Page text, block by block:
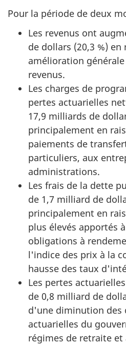
Pour la période de deux
Les revenus ont
de dollars (20,3 %)
amélioration
revenus.
Les charges de
pertes actuarielles
17,9 milliards de
principalement en
paiements de
particuliers, aux
administrations.
Les frais de la dette
de 1,7 milliard de
principalement en
plus élevés apportés
obligations à
l'indice des prix à la
hausse des taux
Les pertes
de 0,8 milliard de
d'une diminution des
actuarielles du
régimes de retraite et